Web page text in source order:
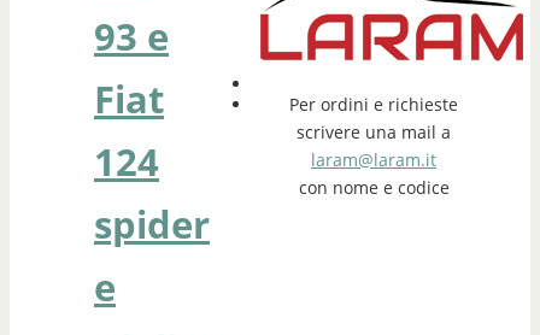
93 e
Fiat
124
spider
e
Per ordini e richieste
scrivere una mail a
laram@laram.it
con nome e codice